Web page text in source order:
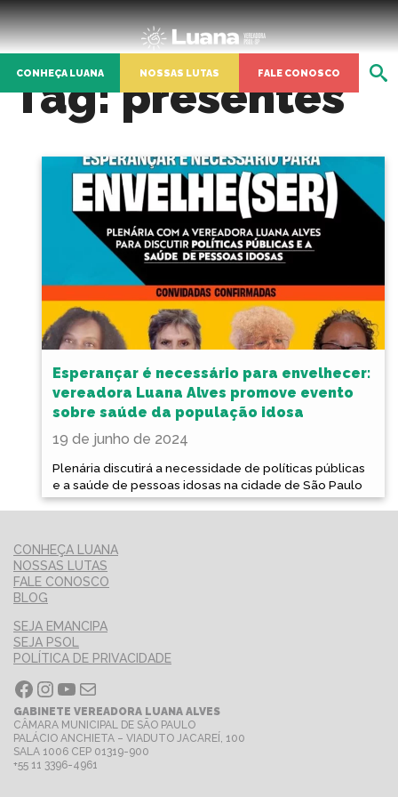
CONHEÇA LUANA NOSSAS LUTAS FALE CONOSCO
Tag:presentes
Esperançar é necessário para envelhecer:
vereadora Luana Alves promove evento
sobre saúde da população idosa
19 de junho de 2024
Plenária discutirá a necessidade de políticas públicas
e a saúde de pessoas idosas na cidade de São Paulo
CONHEÇA LUANA
NOSSAS LUTAS
FALE CONOSCO
BLOG
SEJA EMANCIPA
SEJA PSOL
POLÍTICA DE PRIVACIDADE
Facebook InstagramYoutube E-mail
GABINETE VEREADORA LUANA ALVES
CÂMARA MUNICIPAL DE SÃO PAULO
PALÁCIO ANCHIETA – VIADUTO JACAREÍ, 100
SALA 1006 CEP 01319-900
+55 11 3396-4961